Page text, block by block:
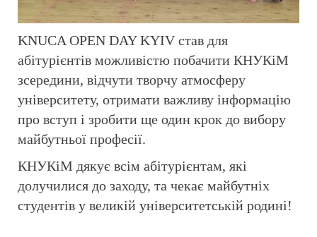
KNUCA OPEN DAY KYIV став для
абітурієнтів можливістю побачити КНУКіМ
зсередини, відчути творчу атмосферу
університету, отримати важливу інформацію
про вступ і зробити ще один крок до вибору
майбутньої професії.
КНУКіМ дякує всім абітурієнтам, які
долучилися до заходу, та чекає майбутніх
студентів у великій університетській родині!